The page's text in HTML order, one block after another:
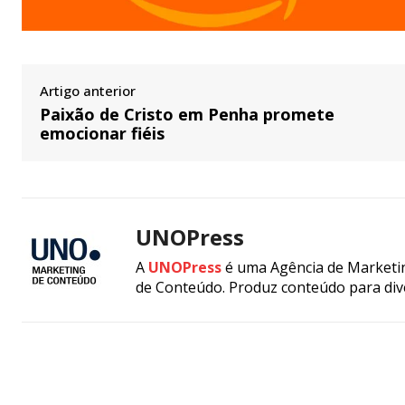
Artigo anterior
Paixão de Cristo em Penha promete
emocionar fiéis
UNOPress
A UNOPressé uma Agência de
de Conteúdo. Produz conteúdo para